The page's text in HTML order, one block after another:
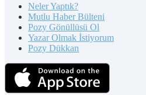
Neler Yaptık?
Mutlu Haber Bülteni
Pozy Gönüllüsü Ol
Yazar Olmak İstiyorum
Pozy Dükkan